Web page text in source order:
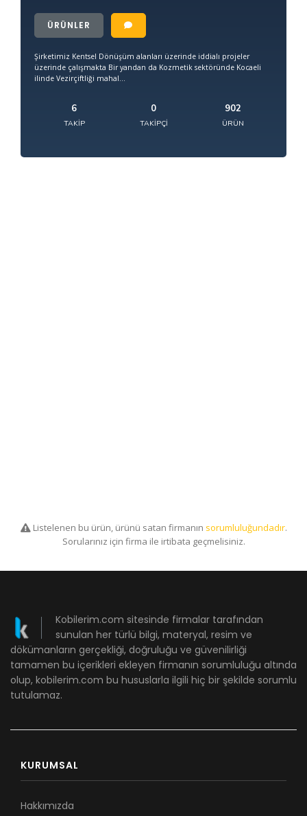
ÜRÜNLER
Şirketimiz Kentsel Dönüşüm alanları üzerinde iddialı projeler
üzerinde çalışmakta Bir yandan da Kozmetik sektöründe Kocaeli
ilinde Vezirçiftliği mahal...
6
TAKIP
0
TAKIPÇI
902
ÜRÜN
Listelenen bu ürün, ürünü satan firmanın sorumluluğundadır.
Sorularınız için firma ile irtibata geçmelisiniz.
Kobilerim.com sitesinde firmalar tarafından
sunulan her türlü bilgi, materyal, resim ve
dökümanların gerçekliği, doğruluğu ve güvenilirliği
tamamen bu içerikleri ekleyen firmanın sorumluluğu altında
olup, kobilerim.com bu hususlarla ilgili hiç bir şekilde sorumlu
tutulamaz.
KURUMSAL
Hakkımızda